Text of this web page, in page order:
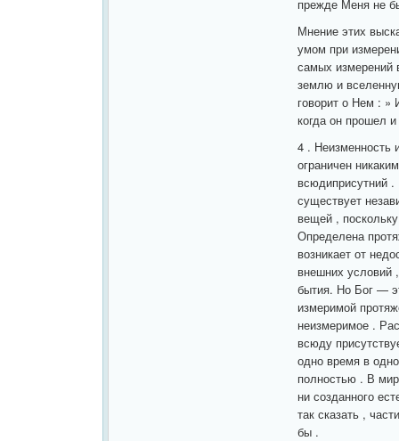
прежде Меня не
Мнение этих
умом при
самых измерений
землю и
говорит о Нем : »
когда он прошел
4 . Неизменность
ограничен
всюдиприсутний .
существует
вещей ,
Определена
возникает от
внешних условий
бытия. Но Бог —
измеримой
неизмеримое .
всюду
одно время в
полностью . В
ни созданного
так сказать ,
бы .